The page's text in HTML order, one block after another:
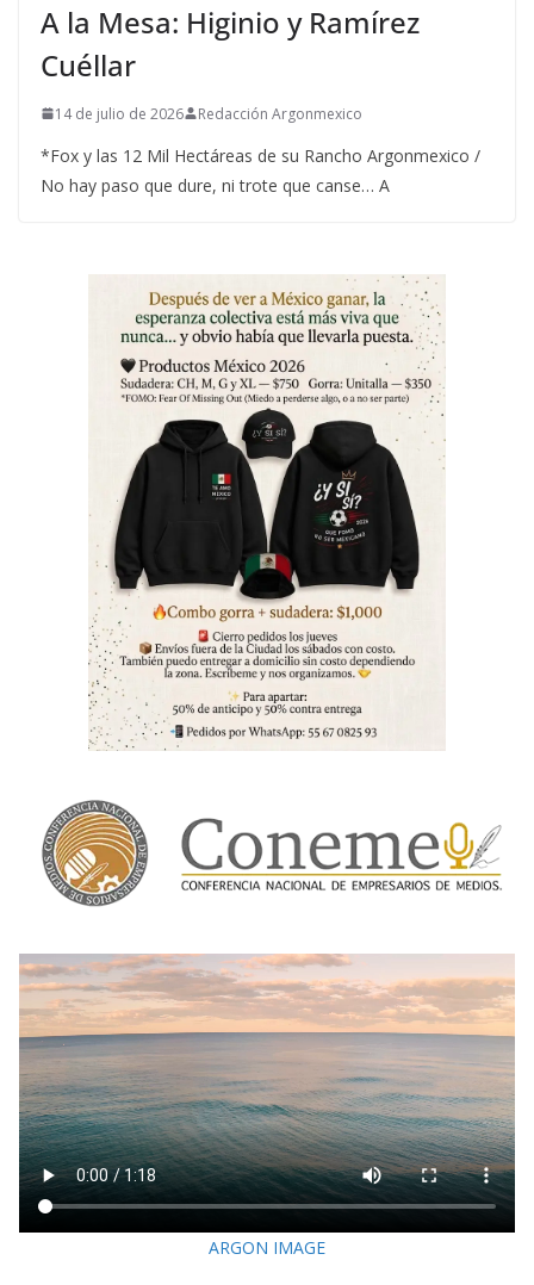
A la Mesa: Higinio y Ramírez
Cuéllar
14 de julio de 2026 Redacción Argonmexico
*Fox y las 12 Mil Hectáreas de su Rancho Argonmexico /
No hay paso que dure, ni trote que canse… A
ARGON IMAGE